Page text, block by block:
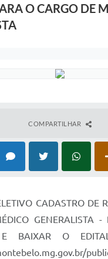
O CARGO DE
COMPARTILHAR
CADASTRO DE
GENERALISTA -
BAIXAR O